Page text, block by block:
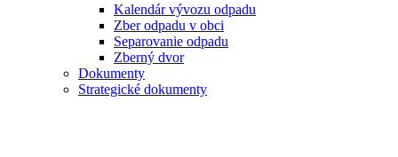
Kalendár vývozu odpadu
Zber odpadu v obci
Separovanie odpadu
Zberný dvor
Dokumenty
Strategické dokumenty